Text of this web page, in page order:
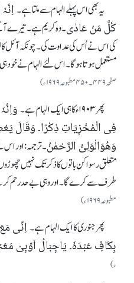
یہ بھی اس پہلے الہام سے ملتاہے۔
کُلَّ مَنْ عَادٰی۔ وہ کریم ہے۔تیرے
کی اس نے اُس کی عداوت کی۔چونکہ آئل کا
مستعمل ہوتاہوگا۔ اس لئے الہام نے
صفحہ ۴۴۹۔۴۵۰ مطبوعہ ۱۹۶۹ ء )
پھر ۱۹۰۳ ء کا ہی ایک الہام ہے۔
فِی الْمُخْزِیَاتِ ذِکْرًا۔ وَقَالَ
وَھُوَالْوَلِیُّ الرَّحْمٰنُ۔ ترجمہ: اور اس
متعلق رسوا کن باتوں کا ذکرتک نہیں چھوڑوں
طرف سے کرے گا۔ اور وہی بے حد رحم
مطبوعہ ۱۹۶۹ ء )
پھر جنوری کا ایک الہام ہے۔اِنِّی
بِکَافٍ عَبْدَہٗ۔ یَاجِبَالُ اَوِّبِیْ
ء)